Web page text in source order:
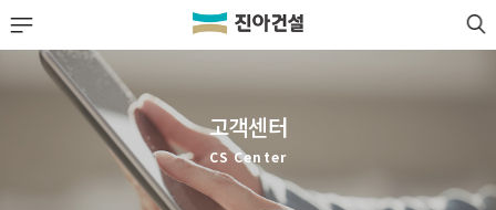
JOIN
회사소개
고객센터
CS Center